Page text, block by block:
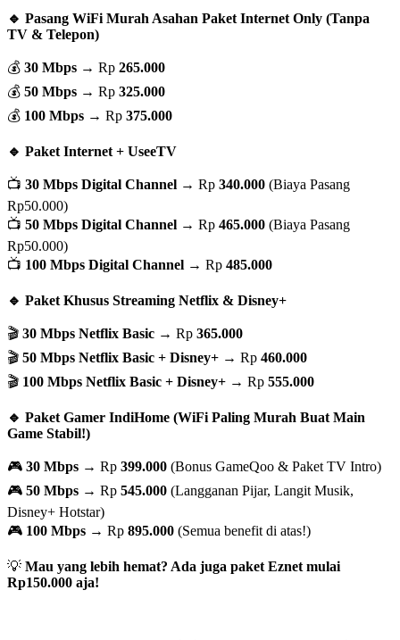
🔹 Pasang WiFi Murah Asahan Paket Internet Only (Tanpa
TV & Telepon)
💰 30 Mbps → Rp 265.000
💰 50 Mbps → Rp 325.000
💰 100 Mbps → Rp 375.000
🔹 Paket Internet + UseeTV
📺 30 Mbps Digital Channel → Rp 340.000 (Biaya Pasang
Rp50.000)
📺 50 Mbps Digital Channel → Rp 465.000 (Biaya Pasang
Rp50.000)
📺 100 Mbps Digital Channel → Rp 485.000
🔹 Paket Khusus Streaming Netflix & Disney+
🎬 30 Mbps Netflix Basic → Rp 365.000
🎬 50 Mbps Netflix Basic + Disney+ → Rp 460.000
🎬 100 Mbps Netflix Basic + Disney+ → Rp 555.000
🔹 Paket Gamer IndiHome (WiFi Paling Murah Buat Main
Game Stabil!)
🎮 30 Mbps → Rp 399.000 (Bonus GameQoo & Paket TV Intro)
🎮 50 Mbps → Rp 545.000 (Langganan Pijar, Langit Musik,
Disney+ Hotstar)
🎮 100 Mbps → Rp 895.000 (Semua benefit di atas!)
💡 Mau yang lebih hemat? Ada juga paket Eznet mulai
Rp150.000 aja!